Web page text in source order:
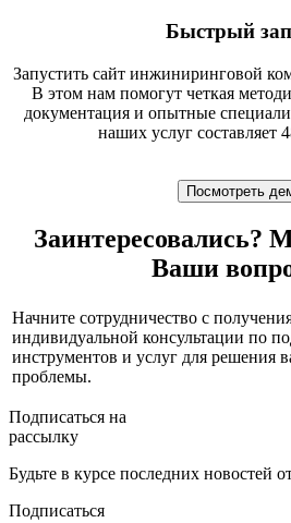
Быстрый
Запустить сайт инжиниринговой
В этом нам помогут четкая
документация и опытные
наших услуг составляет
Посмотреть
Заинтересовались?
Ваши
Начните сотрудничество с
индивидуальной консультации по
инструментов и услуг для решения
проблемы.
Подписаться на
рассылку
Будьте в курсе последних новостей
Подписаться